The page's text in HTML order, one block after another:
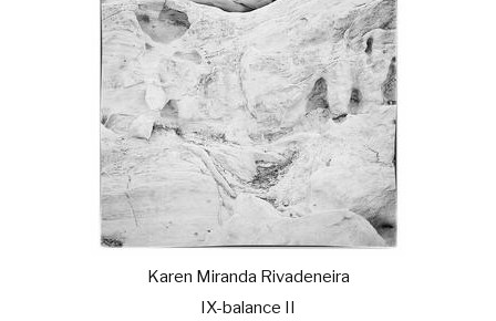
Karen Miranda Rivadeneira
IX-balance II